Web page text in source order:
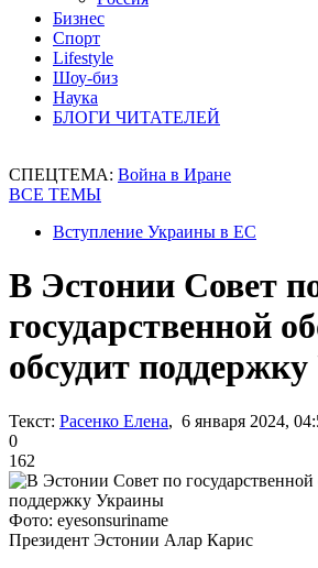
Бизнес
Спорт
Lifestyle
Шоу-биз
Наука
БЛОГИ ЧИТАТЕЛЕЙ
СПЕЦТЕМА: Война в Иране
ВСЕ ТЕМЫ
Вступление Украины в ЕС
В Эстонии Совет
государственной
обсудит
Текст: Расенко Елена, 6 января 2024,
0
162
Фото: eyesonsuriname
Президент Эстонии Алар Карис